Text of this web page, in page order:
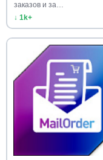
заказов и за…
↓ 1k+